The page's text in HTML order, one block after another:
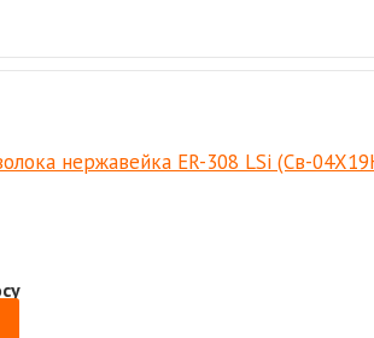
нержавейка ER-308 LSi (Св-